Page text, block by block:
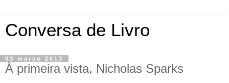
Conversa de Livro
03 março 2013
À primeira vista, Nicholas Sparks